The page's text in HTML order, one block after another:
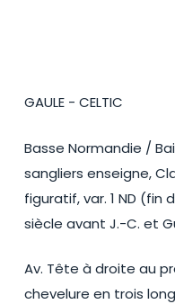
GAULE - CELTIC
Basse Normandie /
sangliers enseigne,
figuratif, var. 1 ND (fin
siècle avant J.-C. et
Av. Tête à droite au
chevelure en trois